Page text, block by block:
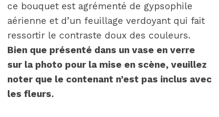
ce bouquet est agrémenté de gypsophile
aérienne et d’un feuillage verdoyant qui fait
ressortir le contraste doux des couleurs.
Bien que présenté dans un vase en verre
sur la photo pour la mise en scène, veuillez
noter que le contenant n’est pas inclus avec
les fleurs.